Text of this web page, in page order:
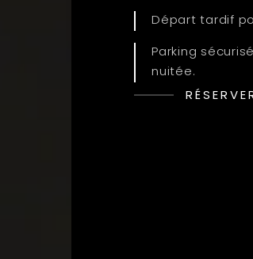
Départ tardif
Parking
nuitée.